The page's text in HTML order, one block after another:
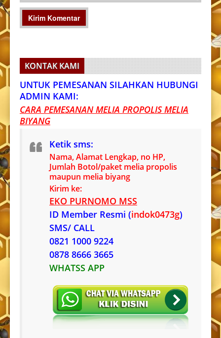
KONTAK KAMI
UNTUK PEMESANAN SILAHKAN HUBUNGI
ADMIN KAMI:
CARA PEMESANAN MELIA PROPOLIS MELIA
BIYANG
Ketik sms:
Nama, Alamat Lengkap, no HP,
Jumlah Botol/paket melia propolis
maupun melia biyang
Kirim ke:
EKO PURNOMO MSS
ID Member Resmi (indok0473g)
SMS/ CALL
0821 1000 9224
0878 8666 3665
WHATSS APP